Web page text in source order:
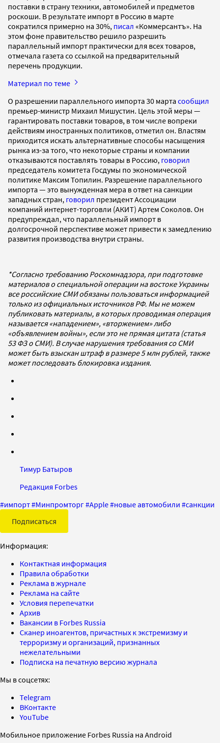
поставки в страну техники, автомобилей и предметов
роскоши. В результате импорт в Россию в марте
сократился примерно на 30%, писал «Коммерсантъ». На
этом фоне правительство решило разрешить
параллельный импорт практически для всех товаров,
отмечала газета со ссылкой на предварительный
перечень продукции.
Материал по теме
О разрешении параллельного импорта 30 марта сообщил
премьер-министр Михаил Мишустин. Цель этой меры —
гарантировать поставки товаров, в том числе вопреки
действиям иностранных политиков, отметил он. Властям
приходится искать альтернативные способы насыщения
рынка из-за того, что некоторые страны и компании
отказываются поставлять товары в Россию, говорил
председатель комитета Госдумы по экономической
политике Максим Топилин. Разрешение параллельного
импорта — это вынужденная мера в ответ на санкции
западных стран, говорил президент Ассоциации
компаний интернет-торговли (АКИТ) Артем Соколов. Он
предупреждал, что параллельный импорт в
долгосрочной перспективе может привести к замедлению
развития производства внутри страны.
*Согласно требованию Роскомнадзора, при подготовке
материалов о специальной операции на востоке Украины
все российские СМИ обязаны пользоваться информацией
только из официальных источников РФ. Мы не можем
публиковать материалы, в которых проводимая операция
называется «нападением», «вторжением» либо
«объявлением войны», если это не прямая цитата (статья
53 ФЗ о СМИ). В случае нарушения требования со СМИ
может быть взыскан штраф в размере 5 млн рублей, также
может последовать блокировка издания.
Тимур Батыров
Редакция Forbes
#импорт#Минпромторг#Apple#новые автомобили #санкции
Подписаться
Информация:
Контактная информация
Правила обработки
Реклама в журнале
Реклама на сайте
Условия перепечатки
Архив
Вакансии в Forbes Russia
Сканер иноагентов, причастных к экстремизму и
терроризму и организаций, признанных
нежелательными
Подписка на печатную версию журнала
Мы в соцсетях:
Telegram
ВКонтакте
YouTube
Мобильное приложение Forbes Russia на Android